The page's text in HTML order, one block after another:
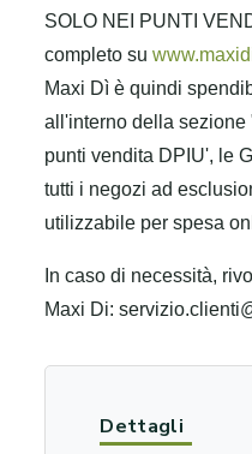
SOLO NEI PUNTI
completo su
Maxi Dì è quindi
all'interno della sezione
punti vendita DPIU', le
tutti i negozi ad
utilizzabile per spesa
In caso di necessità,
Maxi Di:
Dettagli